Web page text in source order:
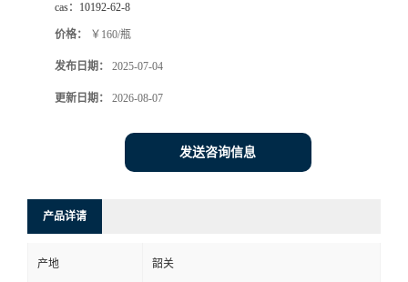
cas： 10192-62-8
价格： ￥160/瓶
发布日期： 2025-07-04
更新日期： 2026-08-07
发送咨询信息
产品详请
产地 韶关